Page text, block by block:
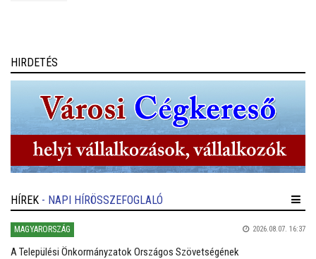
HIRDETÉS
HÍREK - NAPI HÍRÖSSZEFOGLALÓ
MAGYARORSZÁG 2026.08.07. 16:37
A Települési Önkormányzatok Országos Szövetségének